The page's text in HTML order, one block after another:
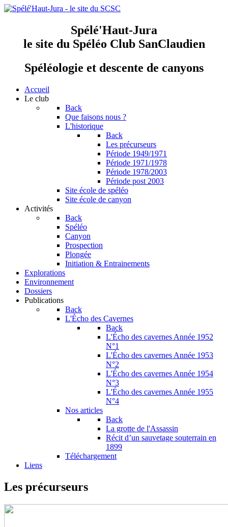
Spélé'Haut-Jura
le site du Spéléo Club SanClaudien
Spéléologie et descente de canyons
Accueil
Le club
Back
Que faisons nous ?
L'historique
Back
Les précurseurs
Période 1949/1971
Période 1971/1978
Période 1978/2003
Période post 2003
Site école de spéléo
Site école de canyon
Activités
Back
Spéléo
Canyon
Prospection
Plongée
Initiation & Entrainements
Explorations
Environnement
Dossiers
Publications
Back
L'Écho des Cavernes
Back
L'Écho des cavernes Année 1952
N°1
L'Écho des cavernes Année 1953
N°2
L'Écho des cavernes Année 1954
N°3
L'Écho des cavernes Année 1955
N°4
Nos articles
Back
La grotte de l'Assassin
Récit d’un sauvetage souterrain en
1899
Téléchargement
Liens
Les précurseurs